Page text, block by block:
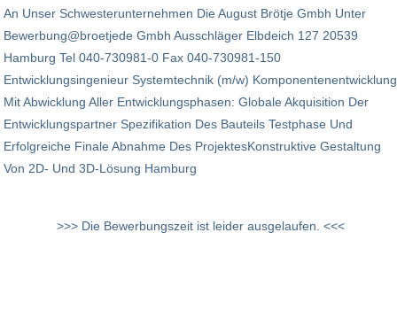
An Unser Schwesterunternehmen Die August Brötje Gmbh Unter
Bewerbung@broetjede Gmbh Ausschläger Elbdeich 127 20539
Hamburg Tel 040-730981-0 Fax 040-730981-150
Entwicklungsingenieur Systemtechnik (m/w) Komponentenentwicklung
Mit Abwicklung Aller Entwicklungsphasen: Globale Akquisition Der
Entwicklungspartner Spezifikation Des Bauteils Testphase Und
Erfolgreiche Finale Abnahme Des ProjektesKonstruktive Gestaltung
Von 2D- Und 3D-Lösung Hamburg
>>> Die Bewerbungszeit ist leider ausgelaufen. <<<